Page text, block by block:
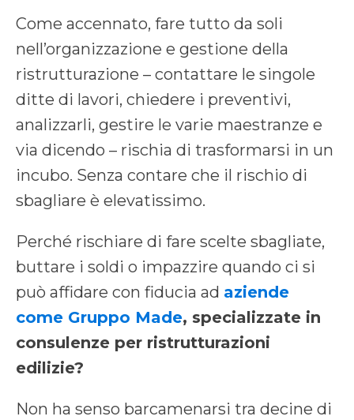
Come accennato, fare tutto da soli
nell’organizzazione e gestione della
ristrutturazione – contattare le singole
ditte di lavori, chiedere i preventivi,
analizzarli, gestire le varie maestranze e
via dicendo – rischia di trasformarsi in un
incubo. Senza contare che il rischio di
sbagliare è elevatissimo.
Perché rischiare di fare scelte sbagliate,
buttare i soldi o impazzire quando ci si
può affidare con fiducia ad aziende
come Gruppo Made, specializzate in
consulenze per ristrutturazioni
edilizie?
Non ha senso barcamenarsi tra decine di